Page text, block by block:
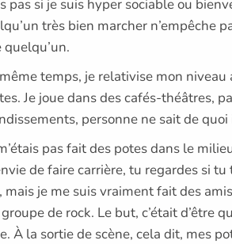
pas si je suis hyper sociable ou
très bien marcher n’empêche
quelqu’un.
temps, je relativise mon niveau
Je joue dans des cafés-théâtres,
personne ne sait de
pas fait des potes dans le
de faire carrière, tu regardes si
mais je me suis vraiment fait des
de rock. Le but, c’était
À la sortie de scène, cela dit, mes